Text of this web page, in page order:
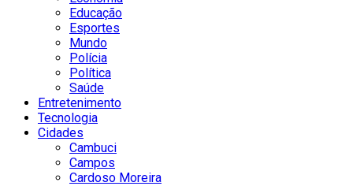
Educação
Esportes
Mundo
Polícia
Política
Saúde
Entretenimento
Tecnologia
Cidades
Cambuci
Campos
Cardoso Moreira